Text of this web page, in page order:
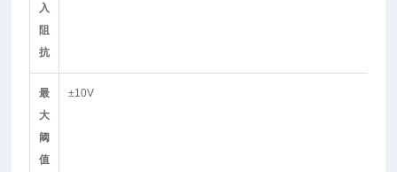
入
阻
抗
最
大
阈
值
±10V